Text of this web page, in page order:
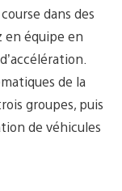
dans des
en équipe en
de la
groupes, puis
de véhicules